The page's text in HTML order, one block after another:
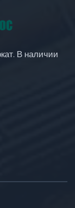
В наличии